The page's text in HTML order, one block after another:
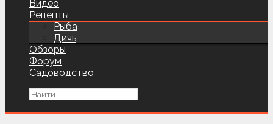
Видео
Рецепты
Рыба
Дичь
Обзоры
Форум
Садоводство